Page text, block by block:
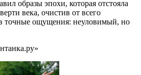
образы эпохи, которая отстояла
века, очистив от всего
точные ощущения: неуловимый, но